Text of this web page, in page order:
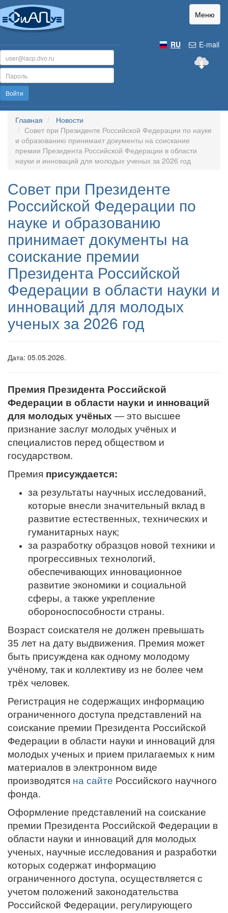
Меню
E-mail
RU
Войти
Главная
Новости
Совет при Президенте Российской Федерации по науке
и образованию принимает документы на соискание
премии Президента Российской Федерации в области
науки и инноваций для молодых ученых за 2026 год
Совет при Президенте
Российской Федерации по
науке и образованию
принимает документы на
соискание премии
Президента Российской
Федерации в области науки и
инноваций для молодых
ученых за 2026 год
Дата: 05.05.2026.
Премия Президента Российской
Федерации в области науки и инноваций
для молодых учёных — это высшее
признание заслуг молодых учёных и
специалистов перед обществом и
государством.
Премия присуждается:
за результаты научных исследований,
которые внесли значительный вклад в
развитие естественных, технических и
гуманитарных наук;
за разработку образцов новой техники и
прогрессивных технологий,
обеспечивающих инновационное
развитие экономики и социальной
сферы, а также укрепление
обороноспособности страны.
Возраст соискателя не должен превышать
35 лет на дату выдвижения. Премия может
быть присуждена как одному молодому
учёному, так и коллективу из не более чем
трёх человек.
Регистрация не содержащих информацию
ограниченного доступа представлений на
соискание премии Президента Российской
Федерации в области науки и инноваций для
молодых ученых и прием прилагаемых к ним
материалов в электронном виде
производятся на сайте Российского научного
фонда.
Оформление представлений на соискание
премии Президента Российской Федерации в
области науки и инноваций для молодых
ученых, научные исследования и разработки
которых содержат информацию
ограниченного доступа, осуществляется с
учетом положений законодательства
Российской Федерации, регулирующего